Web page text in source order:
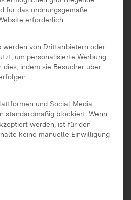
in einem mehrjährigen
mit einem
fördert neben
auch Bewertungs-
sowie
Kreativität. Daneben
Umsetzung einer
selbstgesteuerte
eine Projektionsfläche für
für das ordnungsgemäße
erforderlich.
werden von Drittanbietern oder
um personalisierte Werbung
dies, indem sie Besucher über
und Social-Media-
standardmäßig blockiert. Wenn
werden, ist für den
keine manuelle Einwilligung